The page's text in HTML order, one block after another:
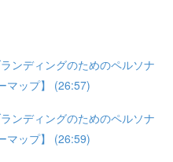
ンディングのためのペルソナ
マップ】 (26:57)
ンディングのためのペルソナ
マップ】 (26:59)